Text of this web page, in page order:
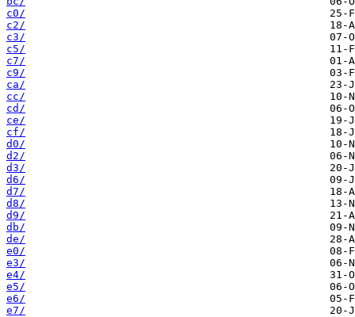
c0/
c2/
c3/
c5/
c7/
c9/
ca/
cc/
cd/
ce/
cf/
d0/
d2/
d3/
d6/
d7/
d8/
d9/
db/
de/
e0/
e3/
e4/
e5/
e6/
e7/